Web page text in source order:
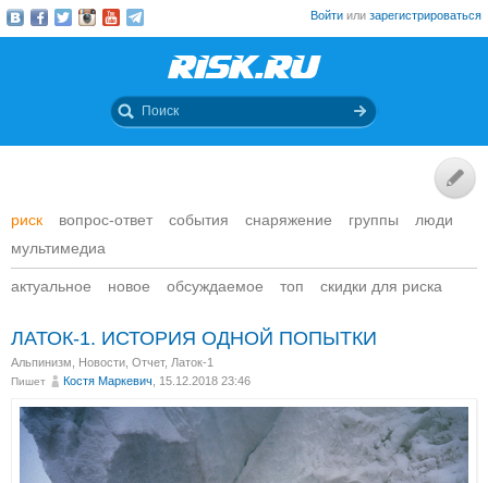
Войти или зарегистрироваться
риск вопрос-ответ события снаряжение группы
люди
мультимедиа
актуальное новое обсуждаемое топ скидки для риска
ЛАТОК-1. ИСТОРИЯ ОДНОЙ ПОПЫТКИ
Альпинизм Новости Отчет, Латок-1
Пишет Костя Маркевич , 15.12.2018 23:46